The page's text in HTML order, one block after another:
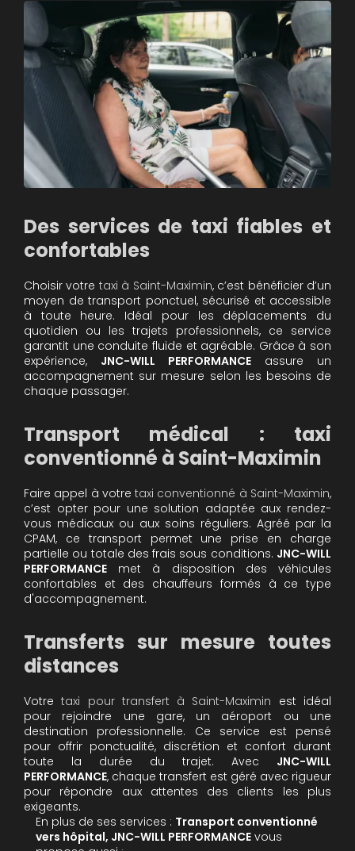
Des services de taxi fiables et
confortables
Choisir votre taxi à Saint-Maximin, c’est bénéficier d’un
moyen de transport ponctuel, sécurisé et accessible
à toute heure. Idéal pour les déplacements du
quotidien ou les trajets professionnels, ce service
garantit une conduite fluide et agréable. Grâce à son
expérience, JNC-WILL PERFORMANCE assure un
accompagnement sur mesure selon les besoins de
chaque passager.
Transport médical : taxi
conventionné à Saint-Maximin
Faire appel à votretaxi conventionné à Saint-Maximin,
c’est opter pour une solution adaptée aux rendez-
vous médicaux ou aux soins réguliers. Agréé par la
CPAM, ce transport permet une prise en charge
partielle ou totale des frais sous conditions. JNC-WILL
PERFORMANCE met à disposition des véhicules
confortables et des chauffeurs formés à ce type
d'accompagnement.
Transferts sur mesure toutes
distances
Votretaxi pour transfert à Saint-Maximin est idéal
pour rejoindre une gare, un aéroport ou une
destination professionnelle. Ce service est pensé
pour offrir ponctualité, discrétion et confort durant
toute la durée du trajet. Avec JNC-WILL
PERFORMANCE, chaque transfert est géré avec rigueur
pour répondre aux attentes des clients les plus
exigeants.
En plus de ses services : Transport conventionné
vers hôpital, JNC-WILL PERFORMANCE vous